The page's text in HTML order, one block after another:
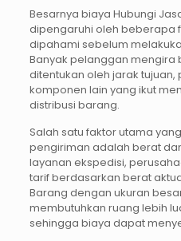
Besarnya biaya Hubungi
dipengaruhi oleh beberapa
dipahami sebelum
Banyak pelanggan mengira
ditentukan oleh jarak
komponen lain yang ikut
distribusi barang.
Salah satu faktor utama
pengiriman adalah berat
layanan ekspedisi,
tarif berdasarkan berat
Barang dengan ukuran
membutuhkan ruang lebih
sehingga biaya dapat